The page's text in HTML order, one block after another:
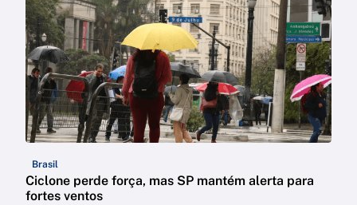
Brasil
Ciclone perde força, mas SP mantém alerta para
fortes ventos